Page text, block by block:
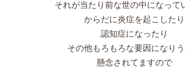
それが当たり前な世の中になって
からだに炎症を起こしたり
認知症になったり
その他もろもろな要因になりう
懸念されてますので